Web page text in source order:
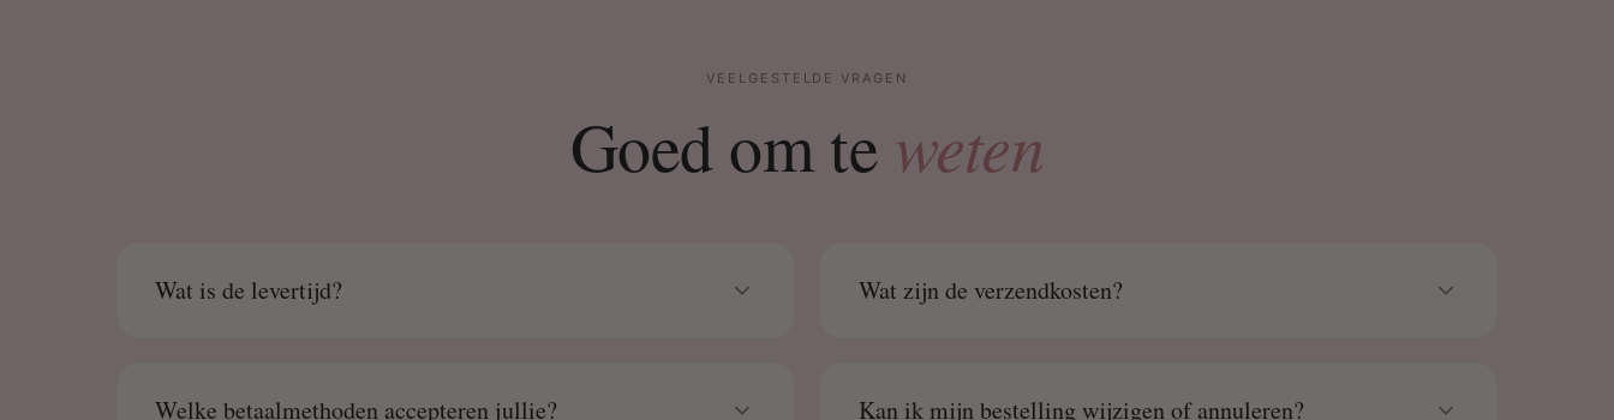
VEELGESTELDE VRAGEN
Goed om te weten
Wat is de levertijd? Wat zijn de verzendkosten?
Welke betaalmethoden accepteren jullie? Kan ik mijn bestelling wijzigen of annuleren?